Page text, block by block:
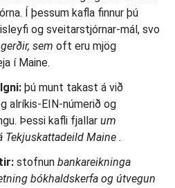
Í þessum kafla finnur þú
og sveitarstjórnar-mál, svo
sem oft eru mjög
í Maine.
þú munt takast á við
alríkis-EIN-númerið og
Þessi kafli fjallar um
Tekjuskattadeild Maine .
stofnun bankareikninga
bókhaldskerfa og útvegun